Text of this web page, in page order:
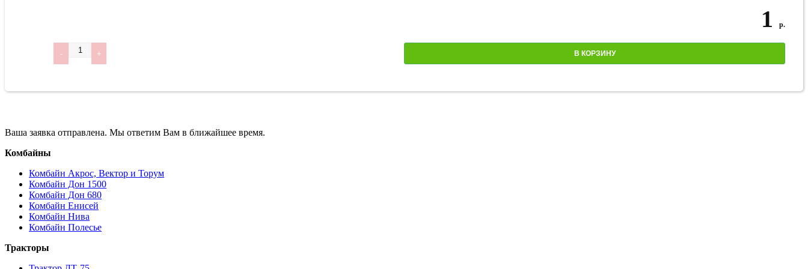
1 р.
Количество
В КОРЗИНУ
Ваша заявка отправлена. Мы ответим Вам в ближайшее время.
Комбайны
Комбайн Акрос, Вектор и Торум
Комбайн Дон 1500
Комбайн Дон 680
Комбайн Енисей
Комбайн Нива
Комбайн Полесье
Тракторы